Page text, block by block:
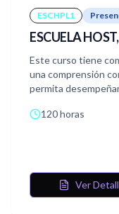
ESCHPL1
ESCUELA
Este curso tiene
una comprensión
permita
herramientas de
estarán
para manipular
120 horas
Ver